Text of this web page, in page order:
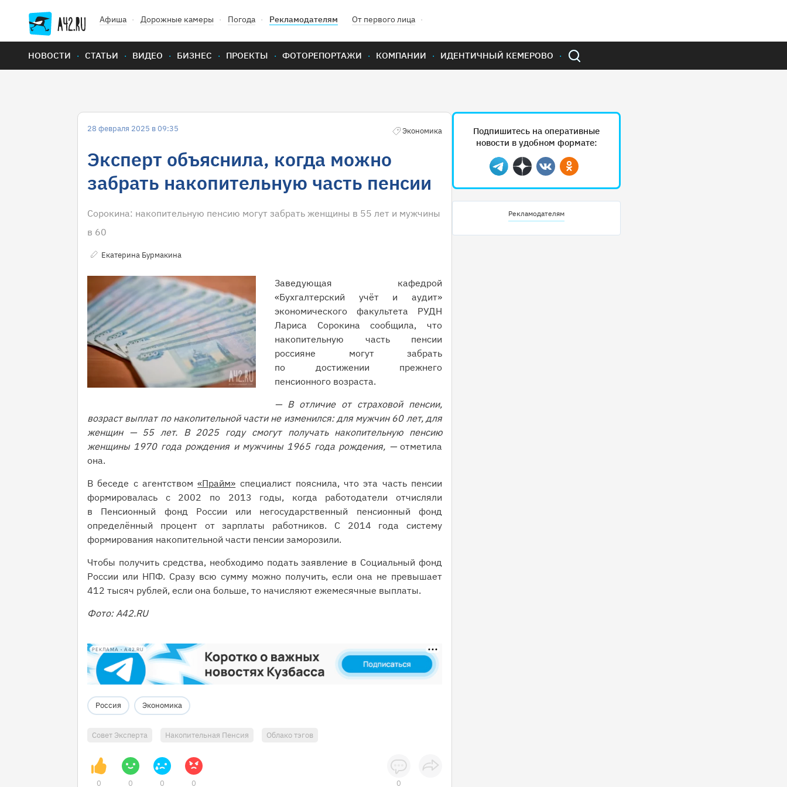
Афиша Дорожные камеры Погода Рекламодателям От первого лица
НОВОСТИ СТАТЬИ ВИДЕО БИЗНЕС ПРОЕКТЫ ФОТОРЕПОРТАЖИ КОМПАНИИ ИДЕНТИЧНЫЙ КЕМЕРОВО
28 февраля 2025 в 09:35 Экономика
Эксперт объяснила, когда можно
забрать накопительную часть пенсии
Сорокина: накопительную пенсию могут забрать женщины в 55 лет и мужчины
в 60
Екатерина Бурмакина
Заведующая кафедрой
«Бухгалтерский учёт и аудит»
экономического факультета РУДН
Лариса Сорокина сообщила, что
накопительную часть пенсии
россияне могут забрать
по достижении прежнего
пенсионного возраста.
— В отличие от страховой пенсии,
возраст выплат по накопительной части не изменился: для мужчин 60 лет, для
женщин — 55 лет. В 2025 году смогут получать накопительную пенсию
женщины 1970 года рождения и мужчины 1965 года рождения, —отметила
она.
В беседе с агентством«Прайм» специалист пояснила, что эта часть пенсии
формировалась с 2002 по 2013 годы, когда работодатели отчисляли
в Пенсионный фонд России или негосударственный пенсионный фонд
определённый процент от зарплаты работников. С 2014 года систему
формирования накопительной части пенсии заморозили.
Чтобы получить средства, необходимо подать заявление в Социальный фонд
России или НПФ. Сразу всю сумму можно получить, если она не превышает
412 тысяч рублей, если она больше, то начисляют ежемесячные выплаты.
Фото: А42.RU
РЕКЛАМА • A42.RU
Россия Экономика
Совет Эксперта Накопительная Пенсия Облако тэгов
0 0 0 0 0
Подпишитесь на оперативные
новости в удобном формате:
Telegram
ДзенВконтактеОдноклассники
Рекламодателям